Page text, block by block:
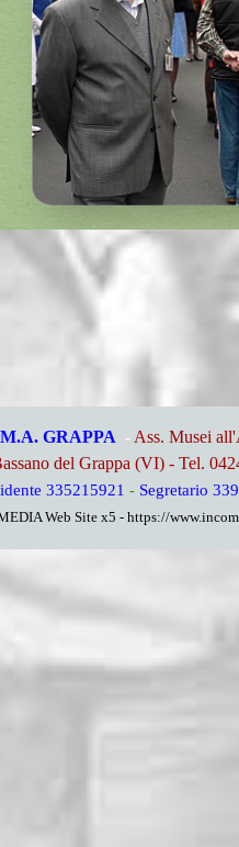
GRAPPA - Ass. Musei
del Grappa (VI) - Tel.
335215921 - Segretario
Web Site x5 - https://